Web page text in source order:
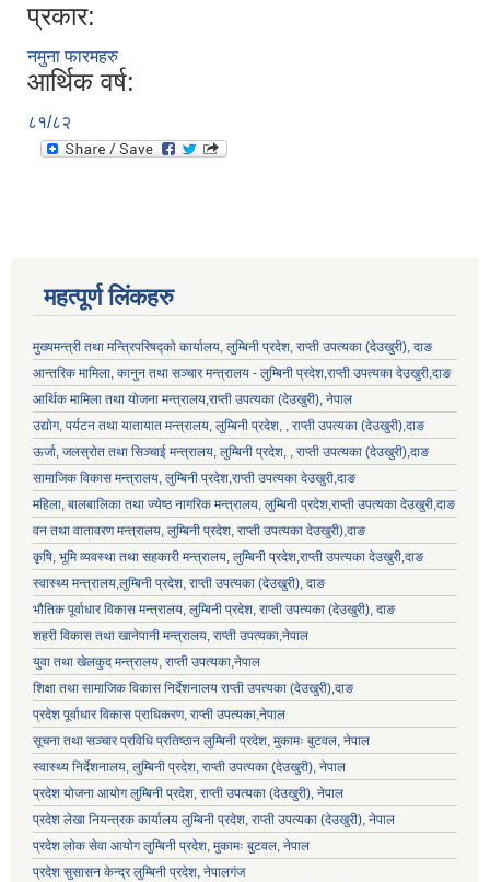
प्रकार:
नमुना फारमहरु
आर्थिक वर्ष:
८१/८२
महत्पूर्ण लिंकहरु
मुख्यमन्त्री तथा मन्त्रिपरिषद्को कार्यालय, लुम्बिनी प्रदेश, राप्ती उपत्यका (देउखुरी), दाङ
आन्तरिक मामिला, कानुन तथा सञ्चार मन्त्रालय - लुम्बिनी प्रदेश,राप्ती उपत्यका देउखुरी,दाङ
आर्थिक मामिला तथा योजना मन्त्रालय,राप्ती उपत्यका (देउखुरी), नेपाल
उद्योग, पर्यटन तथा यातायात मन्त्रालय, लुम्बिनी प्रदेश, , राप्ती उपत्यका (देउखुरी),दाङ
ऊर्जा, जलस्रोत तथा सिञ्चाई मन्त्रालय, लुम्बिनी प्रदेश, , राप्ती उपत्यका (देउखुरी),दाङ
सामाजिक विकास मन्‍‍त्रालय, लुम्बिनी प्रदेश,राप्ती उपत्यका देउखुरी,दाङ
महिला, बालबालिका तथा ज्येष्ठ नागरिक मन्त्रालय, लुम्बिनी प्रदेश,राप्ती उपत्यका देउखुरी,दाङ
वन तथा वातावरण मन्त्रालय, लुम्बिनी प्रदेश, राप्ती उपत्यका देउखुरी),दाङ
कृषि, भूमि व्यवस्था तथा सहकारी मन्त्रालय, लुम्बिनी प्रदेश,राप्ती उपत्यका देउखुरी,दाङ
स्वास्थ्य मन्त्रालय,लुम्बिनी प्रदेश, राप्ती उपत्यका (देउखुरी), दाङ
भौतिक पूर्वाधार विकास मन्त्रालय, लुम्बिनी प्रदेश, राप्ती उपत्यका (देउखुरी), दाङ
शहरी विकास तथा खानेपानी मन्त्रालय, राप्ती उपत्यका,नेपाल
युवा तथा खेलकुद मन्त्रालय, राप्ती उपत्यका,नेपाल
शिक्षा तथा सामाजिक विकास निर्देशनालय राप्ती उपत्यका (देउखुरी),दाङ
प्रदेश पूर्वाधार विकास प्राधिकरण, राप्ती उपत्यका,नेपाल
सूचना तथा सञ्चार प्रविधि प्रतिष्ठान लुम्बिनी प्रदेश, मुकामः बुटवल, नेपाल
स्वास्थ्य निर्देशनालय, लुम्बिनी प्रदेश, राप्ती उपत्यका (देउखुरी), नेपाल
प्रदेश योजना आयोग लुम्बिनी प्रदेश, राप्ती उपत्यका (देउखुरी), नेपाल
प्रदेश लेखा नियन्त्रक कार्यालय लुम्बिनी प्रदेश, राप्ती उपत्यका (देउखुरी), नेपाल
प्रदेश लोक सेवा आयोग लुम्बिनी प्रदेश, मुकामः बुटवल, नेपाल
प्रदेश सुसासन केन्द्र लुम्बिनी प्रदेश, नेपालगंज